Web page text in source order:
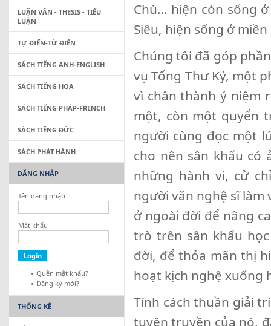
Chù… hiện còn sống
Siêu, hiện sống ở
Chúng tôi đã góp
vụ Tổng Thư Ký, một
vì chân thành ý niệm
một, còn một quyển
người cùng đọc một
cho nên sân khấu có
những hành vi, cử
người văn nghệ sĩ làm
ở ngoài đời để nâng
trò trên sân khấu
đời, để thỏa mãn thị
hoạt kịch nghệ xuống
Tính cách thuần giải
tuyên truyền của nó,
LUẬN VĂN - THESIS - TIỂU
LUẬN
TỰ ĐIỂN-TỪ ĐIỂN
SÁCH TIẾNG ANH-ENGLISH
SÁCH TIẾNG HOA
SÁCH TIẾNG PHÁP-FRENCH
SÁCH TIẾNG ĐỨC
SÁCH PHÁT HÀNH
ĐĂNG NHẬP
Tên đăng nhập
Mật khẩu
Quên mật khẩu?
Đăng ký mới?
THỐNG KÊ